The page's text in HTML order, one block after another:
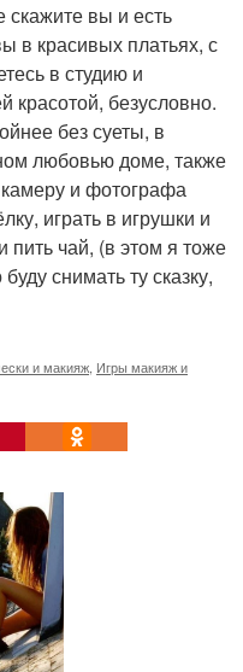
скажите вы и есть
в красивых платьях, с
в студию и
красотой, безусловно.
без суеты, в
любовью доме, также
и фотографа
играть в игрушки и
пить чай, (в этом я тоже
снимать ту сказку,
и макияж Игры макияж и